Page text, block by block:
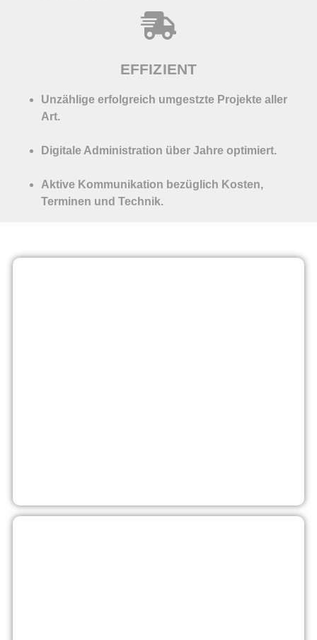
EFFIZIENT
Unzählige erfolgreich umgestzte Projekte aller
Art.
Digitale Administration über Jahre optimiert.
Aktive Kommunikation bezüglich Kosten,
Terminen und Technik.